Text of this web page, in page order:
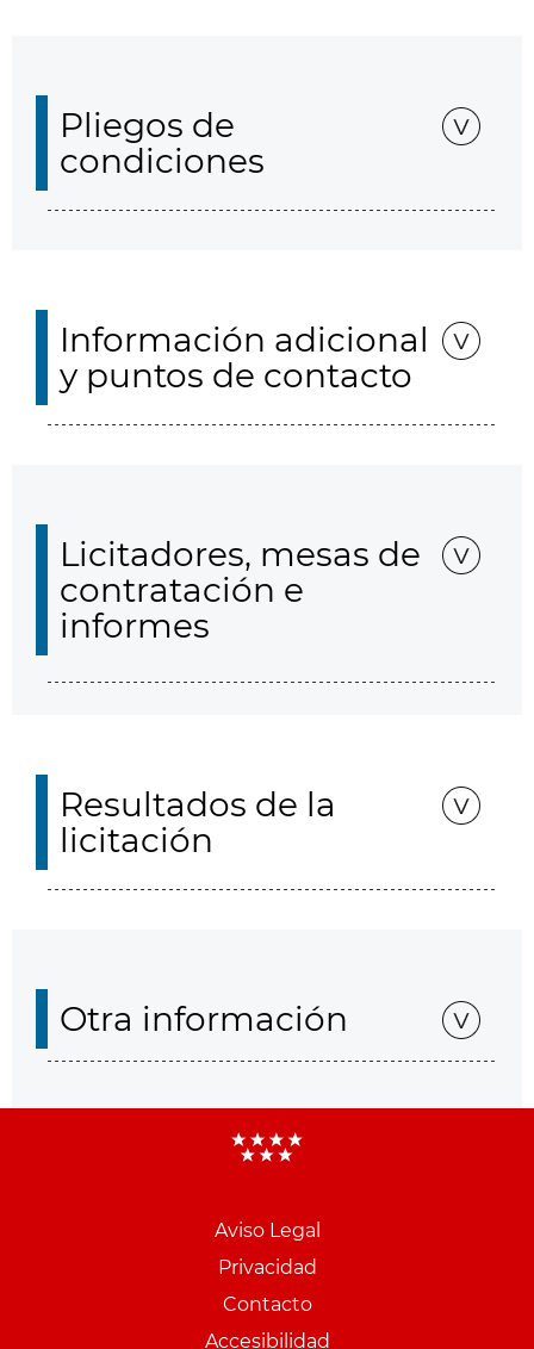
Pliegos de
condiciones
Información adicional
y puntos de contacto
Licitadores, mesas de
contratación e
informes
Resultados de la
licitación
Otra información
Aviso Legal
Privacidad
Contacto
Accesibilidad